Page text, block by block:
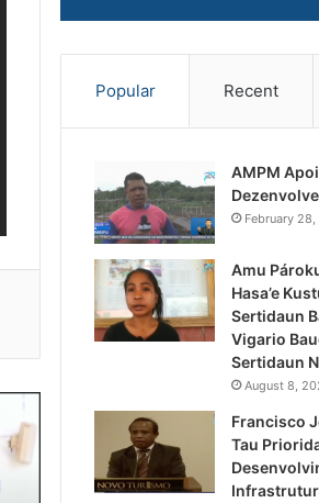
Popular Recent
AMPM
February
Amu
Hasa’e
Sertidaun
Vigario
Sertidaun
August 8,
Francisco
Tau